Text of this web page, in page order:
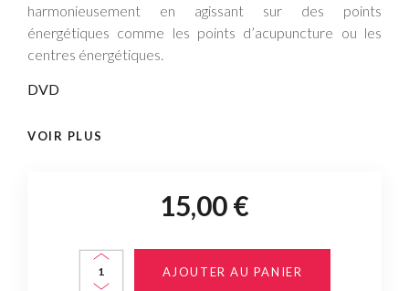
harmonieusement en agissant sur des points
énergétiques comme les points d’acupuncture ou les
centres énergétiques.
DVD
VOIR PLUS
15,00 €
AJOUTER AU PANIER